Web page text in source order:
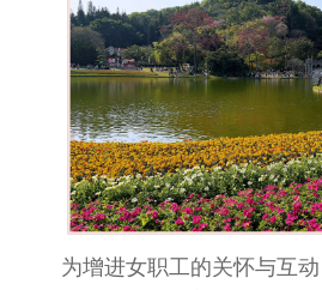
为增进女职工的关怀与互